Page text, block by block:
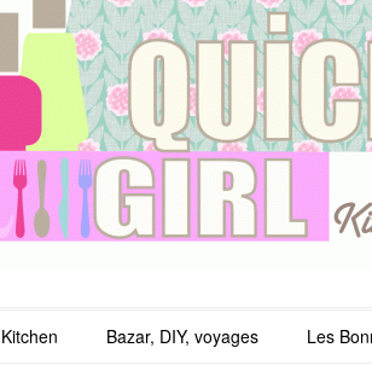
Kitchen Bazar, DIY, voyages Les